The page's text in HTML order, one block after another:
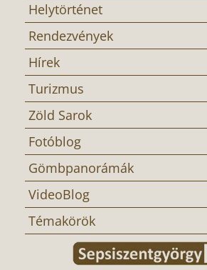
Helytörténet
Rendezvények
Hírek
Turizmus
Zöld Sarok
Fotóblog
Gömbpanorámák
VideoBlog
Témakörök